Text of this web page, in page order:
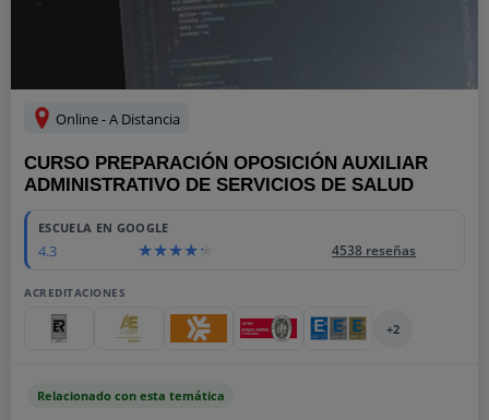
Online - A Distancia
CURSO PREPARACIÓN OPOSICIÓN AUXILIAR
ADMINISTRATIVO DE SERVICIOS DE SALUD
ESCUELA EN GOOGLE
4.3 4538 reseñas
ACREDITACIONES
+2
Relacionado con esta temática